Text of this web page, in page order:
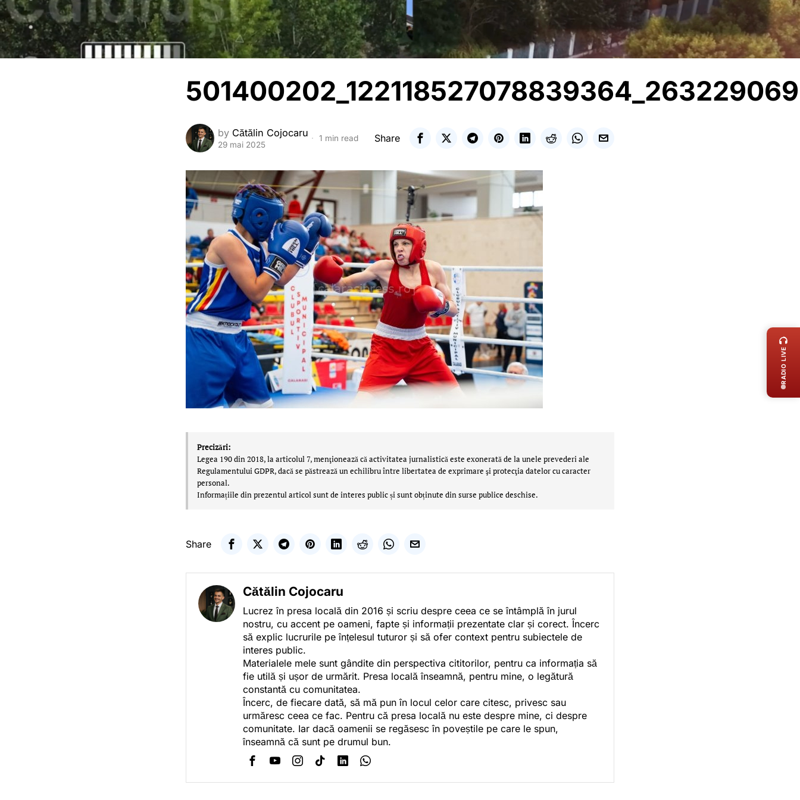
by Cătălin Cojocaru
29 mai 2025
1 min read Share
Precizări:
Legea 190 din 2018, la articolul 7, menţionează că activitatea jurnalistică este exonerată de la unele prevederi ale
Regulamentului GDPR, dacă se păstrează un echilibru între libertatea de exprimare şi protecţia datelor cu caracter
personal.
Informațiile din prezentul articol sunt de interes public și sunt obținute din surse publice deschise.
Share
Cătălin Cojocaru
Lucrez în presa locală din 2016 și scriu despre ceea ce se întâmplă în jurul
nostru, cu accent pe oameni, fapte și informații prezentate clar și corect. Încerc
să explic lucrurile pe înțelesul tuturor și să ofer context pentru subiectele de
interes public.
Materialele mele sunt gândite din perspectiva cititorilor, pentru ca informația să
fie utilă și ușor de urmărit. Presa locală înseamnă, pentru mine, o legătură
constantă cu comunitatea.
Încerc, de fiecare dată, să mă pun în locul celor care citesc, privesc sau
urmăresc ceea ce fac. Pentru că presa locală nu este despre mine, ci despre
comunitate. Iar dacă oamenii se regăsesc în poveștile pe care le spun,
înseamnă că sunt pe drumul bun.
RADIO LIVE